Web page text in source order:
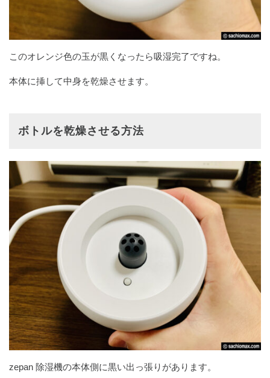
このオレンジ色の玉が黒くなったら吸湿完了ですね。
本体に挿して中身を乾燥させます。
ボトルを乾燥させる方法
zepan 除湿機の本体側に黒い出っ張りがあります。